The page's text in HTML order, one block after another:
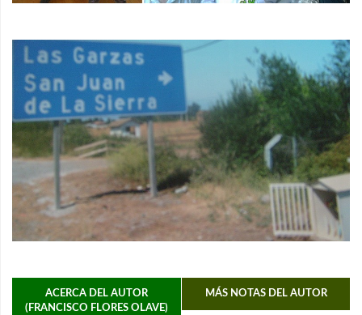
ACERCA DEL AUTOR
(FRANCISCO FLORES OLAVE)
MÁS NOTAS DEL AUTOR